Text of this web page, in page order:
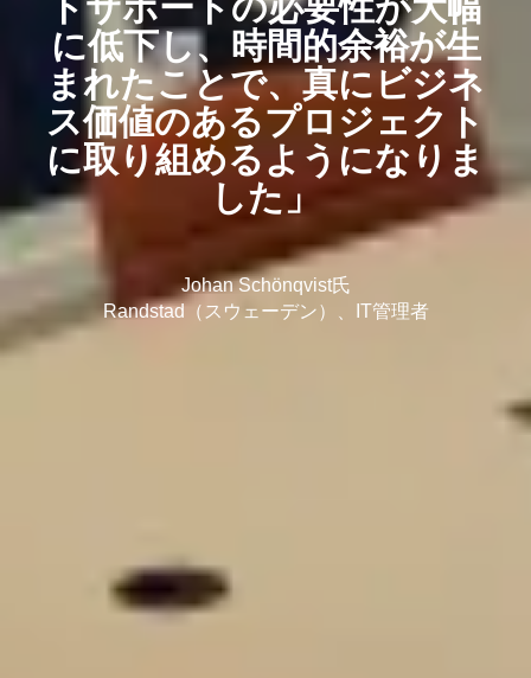
に低下し、時間的余裕が生
まれたことで、真にビジネ
ス価値のあるプロジェクト
に取り組めるようになりま
した」
Johan Schönqvist氏
Randstad（スウェーデン）、IT管理者